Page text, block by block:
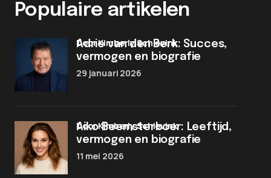
Populaire artikelen
Adrie van den Berk: Succes,
vermogen en biografie
door Kimberly Schievink
29 januari 2026
Aiko Beemsterboer: Leeftijd,
vermogen en biografie
door Kimberly Schievink
11 mei 2026